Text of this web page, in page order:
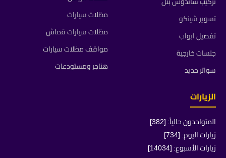
تسوير شينكو
تفصيل ابواب
جلسات خارجية
سواتر حديد
مظلات سيارات
مظلات سيارات قماش
مواقف مظلات سيارات
هناجر ومستودعات
الزيارات
المتواجدون حالياً: [382]
زيارات اليوم: [734]
زيارات الأسبوع: [14034]